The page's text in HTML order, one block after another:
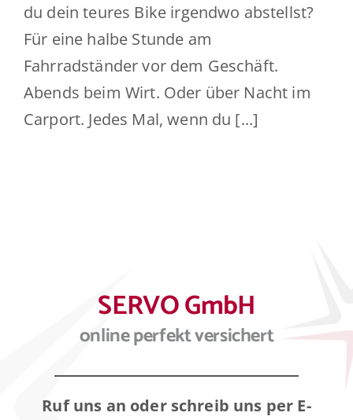
du dein teures Bike irgendwo abstellst?
Für eine halbe Stunde am
Fahrradständer vor dem Geschäft.
Abends beim Wirt. Oder über Nacht im
Carport. Jedes Mal, wenn du [...]
SERVO GmbH
online perfekt versichert
Ruf uns an oder schreib uns per E-